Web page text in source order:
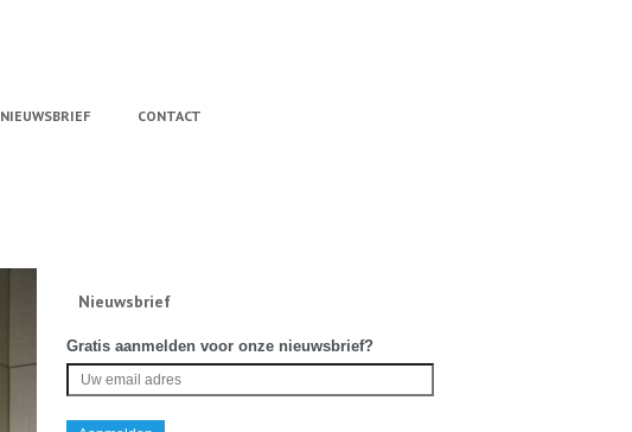
NIEUWSBRIEF CONTACT
Nieuwsbrief
Gratis aanmelden voor onze nieuwsbrief?